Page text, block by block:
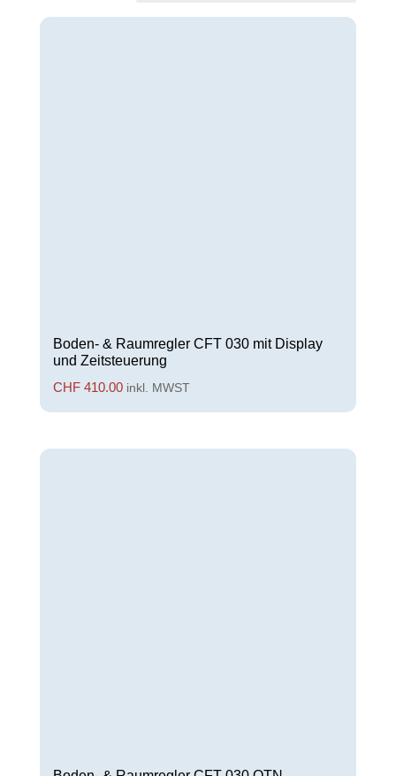
Boden- & Raumregler CFT 030 mit Display
und Zeitsteuerung
CHF 410.00 inkl. MWST